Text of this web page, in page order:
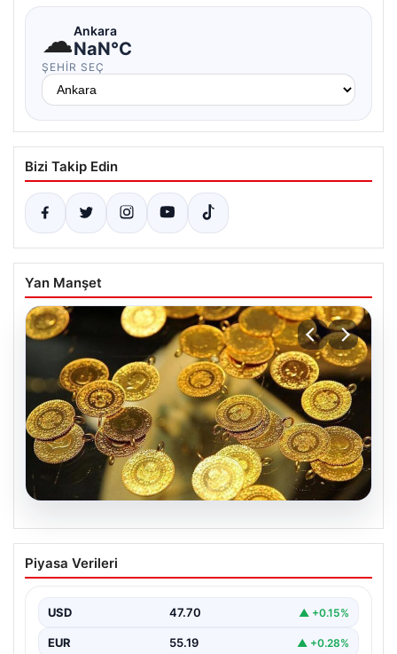
☁Ankara
NaN°C
ŞEHIR SEÇ
Bizi Takip Edin
Yan Manşet
06.08.2026
Altın fiyatları canlı 7 Nisan 2026: Altın
fiyatları bugün ne kadar oldu?
Piyasa Verileri
USD 47.70 ▲ +0.15%
EUR 55.19 ▲ +0.28%